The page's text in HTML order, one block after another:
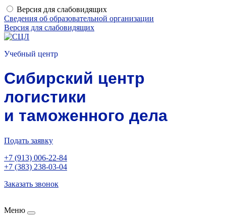
Версия для слабовидящих
Сведения об образовательной организации
Версия для слабовидящих
Учебный центр
Сибирский центр
логистики
и таможенного дела
Подать заявку
+7 (913) 006-22-84
+7 (383) 238-03-04
Заказать звонок
Меню